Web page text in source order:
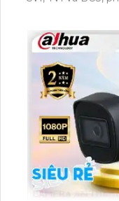
nước, nên nó có
công trình mà
tiết.
Đặc biệt, hình
đêm sẽ rất sáng
Camera có thể
30m ban đêm mà
mất chi tiết. Công
giúp camera có
lượng tốt nhất,